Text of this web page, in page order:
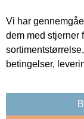
Vi har
dem med stjerner
betingelser,